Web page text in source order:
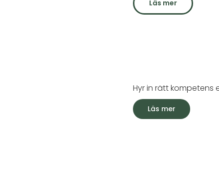
Läs mer
Hyr in rätt kompetens
Läs mer